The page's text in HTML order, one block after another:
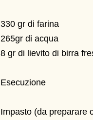
330 gr di farina
265gr di acqua
8 gr di lievito di birra
Esecuzione
Impasto (da preparare